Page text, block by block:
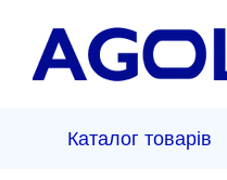
Каталог товарів